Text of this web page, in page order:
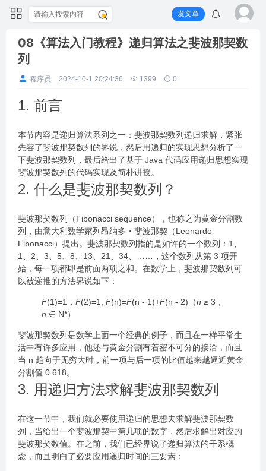
发文章
08《算法入门教程》递归算法之斐波那契数
列
程序员 2024-10-1 20:24:36 1399 0
1. 前言
本节内容是递归算法系列之一：斐波那契数列递归求解，紧张
先容了斐波那契数列的界说，然后用递归的实现思想分析了一
下斐波那契数列，最后给出了基于 Java 代码应用递归思想实现
斐波那契数列的代码实现及简朴讲授。
2. 什么是斐波那契数列？
斐波那契数列（Fibonacci sequence），也称之为黄金分割数
列，由意大利数学家列昂纳多・斐波那契（Leonardo
Fibonacci）提出。斐波那契数列指的是如许的一个数列：1、
1、2、3、5、8、13、21、34、……，这个数列从第 3 项开
始，每一项都即是前面两项之和。在数学上，斐波那契数列可
以被递推的方法界说如下：
F(1)=1， F(2)=1, F(n)=F(n - 1)+F(n - 2)（n ≥ 3，
n ∈ N*）
斐波那契数列是数学上面一个经典的例子，而且在一样平常生
活中有许多应用，他还与黄金分割有着密不可分的接洽，而且
当 n 趋向于无穷大时，前一项与后一项的比值越来越逼近黄金
分割值 0.618。
3. 用递归方法求解斐波那契数列
在这一节中，我们就必要使用递归的思想去求解斐波那契数
列，当给出一个斐波那契中第几项的数字，然后求解出对应的
斐波那契数值。在之前，我们已经界说了递归算法的干系概
念，而且明白了必要应用递归时间的三要素：